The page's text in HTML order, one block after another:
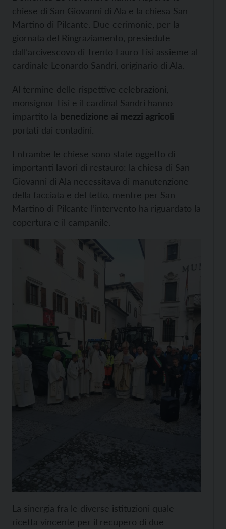
chiese di San Giovanni di Ala e la chiesa San
Martino di Pilcante. Due cerimonie, per la
giornata del Ringraziamento, presiedute
dall’arcivescovo di Trento Lauro Tisi assieme al
cardinale Leonardo Sandri, originario di Ala.
Al termine delle rispettive celebrazioni,
monsignor Tisi e il cardinal Sandri hanno
impartito la benedizione ai mezzi agricoli
portati dai contadini.
Entrambe le chiese sono state oggetto di
importanti lavori di restauro: la chiesa di San
Giovanni di Ala necessitava di manutenzione
della facciata e del tetto, mentre per San
Martino di Pilcante l’intervento ha riguardato la
copertura e il campanile.
La sinergia fra le diverse istituzioni quale
ricetta vincente per il recupero di due